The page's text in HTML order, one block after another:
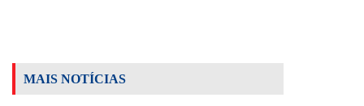
MAIS NOTÍCIAS